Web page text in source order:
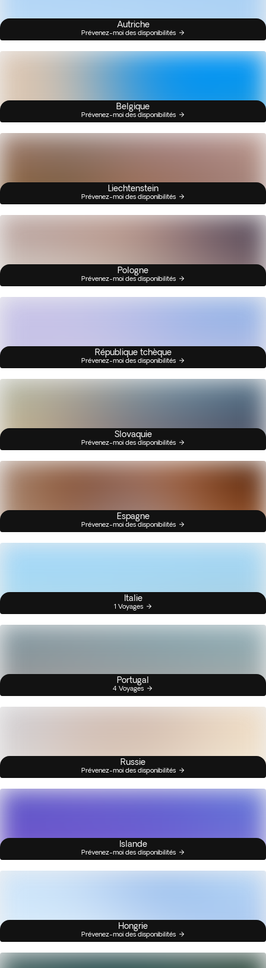
Autriche
Prévenez-moi des disponibilités
Belgique
Prévenez-moi des disponibilités
Liechtenstein
Prévenez-moi des disponibilités
Pologne
Prévenez-moi des disponibilités
République tchèque
Prévenez-moi des disponibilités
Slovaquie
Prévenez-moi des disponibilités
Espagne
Prévenez-moi des disponibilités
Italie
1 Voyages
Portugal
4 Voyages
Russie
Prévenez-moi des disponibilités
Islande
Prévenez-moi des disponibilités
Hongrie
Prévenez-moi des disponibilités